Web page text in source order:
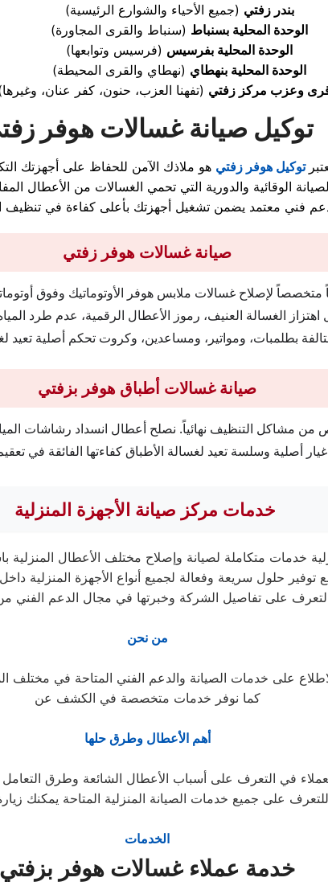
بندر زفتي (جميع الأحياء والشوارع الرئيسية)
الوحدة المحلية بسنباط (سنباط والقرى المجاورة)
الوحدة المحلية بفرسيس (فرسيس وتوابعها)
الوحدة المحلية بنهطاي (نهطاي والقرى المحيطة)
وعزب مركز زفتي (تفهنا العزب، حنون، كفر عنان،
توكيل صيانة غسالات هوفر
توكيل هوفر زفتي
صيانة غسالات هوفر زفتي
لإصلاح غسالات ملابس هوفر الأوتوماتيك وفوق
الغسالة العنيف، رموز الأعطال الرقمية، عدم طرد
بطلمبات، ومواتير، ومساعدين، وكروت تحكم أصلية تعيد
صيانة غسالات أطباق هوفر بزفتي
من مشاكل التنظيف نهائياً. نصلح أعطال انسداد رشاشات
وسلسة تعيد لغسالة الأطباق كفاءتها الفائقة في تعقيم
خدمات مركز صيانة الأجهزة المنزلية
على تفاصيل الشركة وخبرتها في مجال الدعم الفني
من نحن
كما نوفر خدمات متخصصة في الكشف عن
أهم الأعطال وطرق حلها
على جميع خدمات الصيانة المنزلية المتاحة يمكنك
الخدمات
خدمة عملاء غسالات هوفر بزفتي